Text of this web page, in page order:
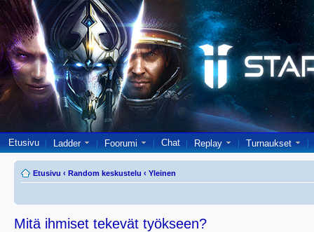
Etusivu Ladder Foorumi Chat Replay Turnaukset
Etusivu ‹ Random keskustelu ‹ Yleinen
Mitä ihmiset tekevät työkseen?